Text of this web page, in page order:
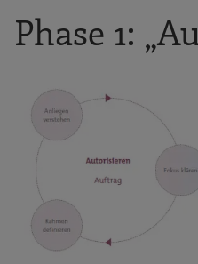
Phase 2:
Phase 4:
Toolbox
Projektdesign
Kundennutzen-
Phase 1: